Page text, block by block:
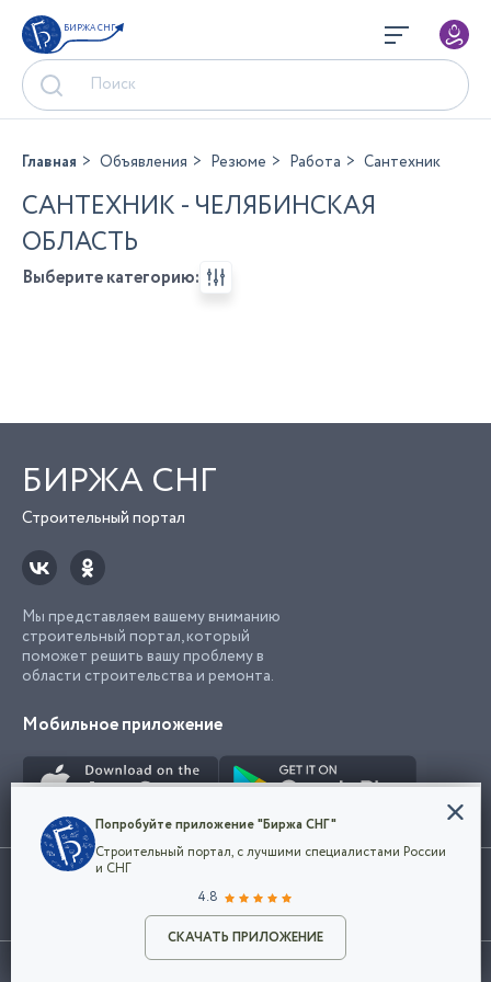
БИРЖА СНГ
Разместить объявление
Главная Объявления Резюме Работа Сантехник
САНТЕХНИК - ЧЕЛЯБИНСКАЯ
ОБЛАСТЬ
Выберите категорию:
БИРЖА СНГ
Строительный портал
Мы представляем вашему вниманию
строительный портал, который
поможет решить вашу проблему в
области строительства и ремонта.
Мобильное приложение
Использование сайта, в том числе подача объявлений, означает
марки представленные на сайте являются собственностью их
©2026Биржа СНГ
Конфиденциальность
Мы используем файлы cookie, чтобы сделать
наш сайт удобным для каждого
Политикой конфиденциальности компании
и принимаете условия использования cookie.
Попробуйте приложение "Биржа СНГ"
Строительный портал, с лучшими специалистами России
и СНГ
4.8
СКАЧАТЬ ПРИЛОЖЕНИЕ